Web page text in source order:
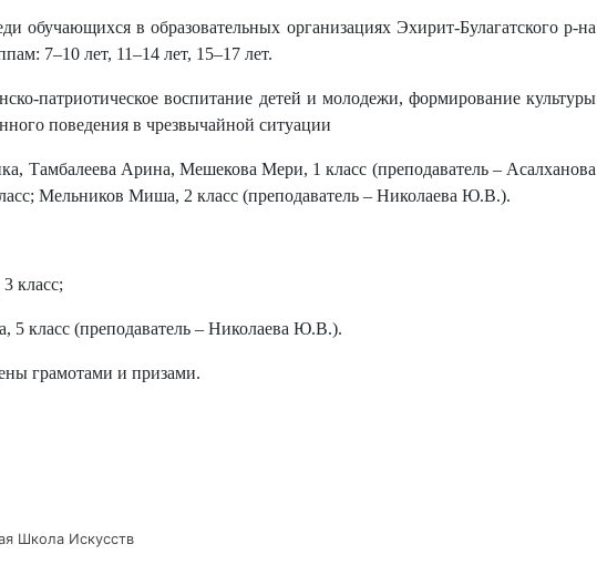
обучающихся в образовательных организациях Эхирит-Булагатского р-на
7–10 лет, 11–14 лет, 15–17 лет.
патриотическое воспитание детей и молодежи, формирование культуры
поведения в чрезвычайной ситуации
Тамбалеева Арина, Мешекова Мери, 1 класс (преподаватель – Асалханова
Мельников Миша, 2 класс (преподаватель – Николаева Ю.В.).
класс;
5 класс (преподаватель – Николаева Ю.В.).
грамотами и призами.
Школа Искусств